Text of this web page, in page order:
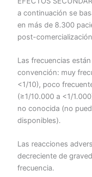
a continuación se
en más de 8.300
post-
Las frecuencias
convención: muy
<1/10), poco
(≥1/10.000 a <1/
no conocida (no
disponibles).
Las reacciones
decreciente de
frecuencia.